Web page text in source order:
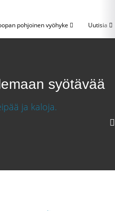
pohjoinen vyöhyke Uutisia
syötävää